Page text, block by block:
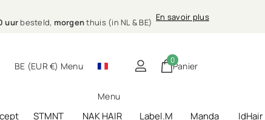
bij jou thuis
haarverzorging bij jou thuis En savoir plus
BE (EUR €) Menu
Menu
Panier
0
STMNT NAK HAIR Label.M Manda IdHair